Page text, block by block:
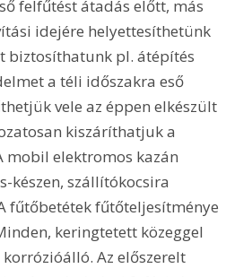
felfűtést átadás előtt, más
idejére helyettesíthetünk
biztosíthatunk pl. átépítés
a téli időszakra eső
vele az éppen elkészült
kiszáríthatjuk a
mobil elektromos kazán
készen, szállítókocsira
fűtőbetétek fűtőteljesítménye
keringtetett közeggel
Az előszerelt